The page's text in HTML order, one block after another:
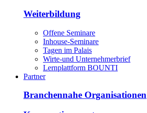
Weiterbildung
Offene Seminare
Inhouse-Seminare
Tagen im Palais
Wirte-und Unternehmerbrief
Lernplattform BOUNTI
Partner
Branchennahe Organisationen